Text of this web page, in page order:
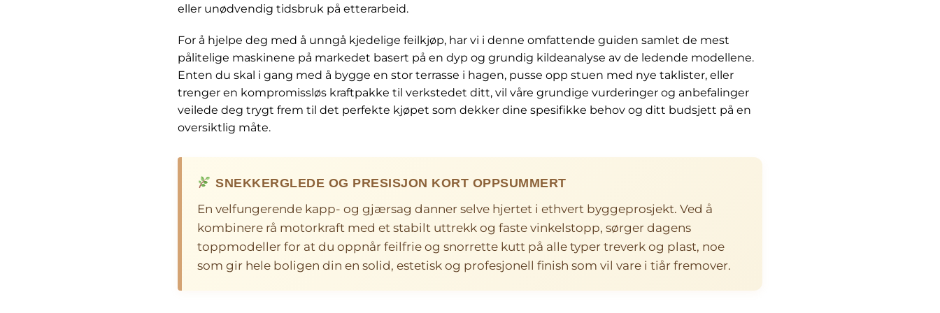
eller unødvendig tidsbruk på etterarbeid.
For å hjelpe deg med å unngå kjedelige feilkjøp, har vi i denne omfattende guiden samlet de mest
pålitelige maskinene på markedet basert på en dyp og grundig kildeanalyse av de ledende modellene.
Enten du skal i gang med å bygge en stor terrasse i hagen, pusse opp stuen med nye taklister, eller
trenger en kompromissløs kraftpakke til verkstedet ditt, vil våre grundige vurderinger og anbefalinger
veilede deg trygt frem til det perfekte kjøpet som dekker dine spesifikke behov og ditt budsjett på en
oversiktlig måte.
SNEKKERGLEDE OG PRESISJON KORT OPPSUMMERT
En velfungerende kapp- og gjærsag danner selve hjertet i ethvert byggeprosjekt. Ved å
kombinere rå motorkraft med et stabilt uttrekk og faste vinkelstopp, sørger dagens
toppmodeller for at du oppnår feilfrie og snorrette kutt på alle typer treverk og plast, noe
som gir hele boligen din en solid, estetisk og profesjonell finish som vil vare i tiår fremover.